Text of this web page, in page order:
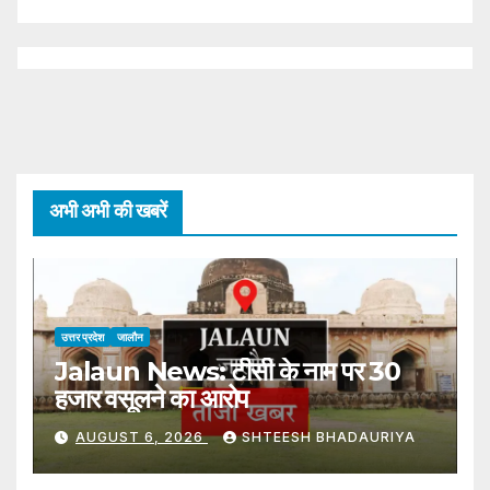
अभी अभी की खबरें
उत्तर प्रदेश जालौन
Jalaun News: टीसी के नाम पर 30
हजार वसूलने का आरोप
AUGUST 6, 2026 SHTEESH BHADAURIYA